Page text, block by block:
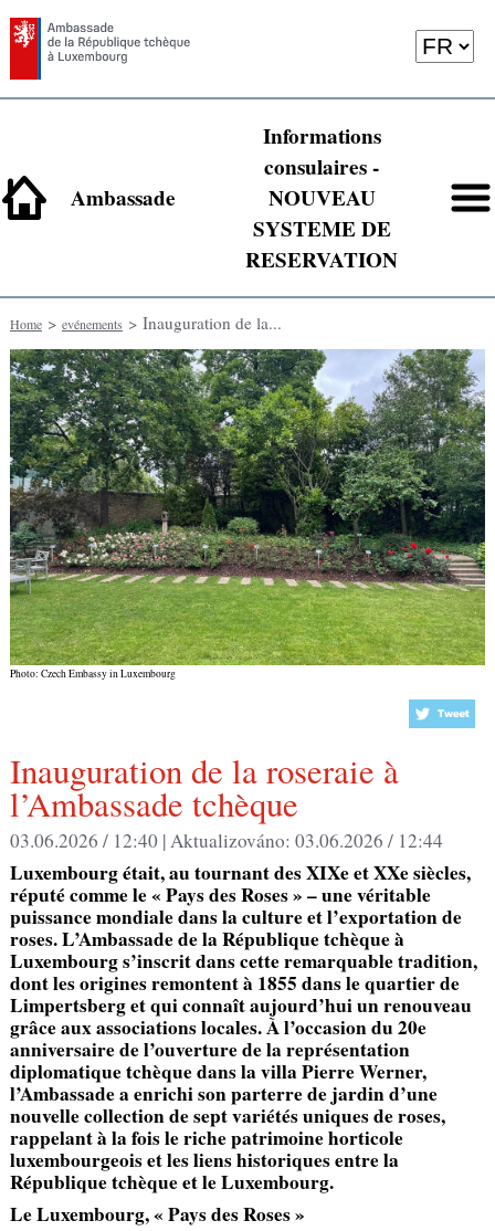
Ambassade
Informations
consulaires -
NOUVEAU
SYSTEME DE
RESERVATION
Home> evénements > Inauguration de la...
Photo: Czech Embassy in Luxembourg
Inauguration de la roseraie à
l’Ambassade tchèque
03.06.2026 / 12:40 |Aktualizováno: 03.06.2026 / 12:44
Luxembourg était, au tournant des XIXe et XXe siècles,
réputé comme le « Pays des Roses » – une véritable
puissance mondiale dans la culture et l’exportation de
roses. L’Ambassade de la République tchèque à
Luxembourg s’inscrit dans cette remarquable tradition,
dont les origines remontent à 1855 dans le quartier de
Limpertsberg et qui connaît aujourd’hui un renouveau
grâce aux associations locales. À l’occasion du 20e
anniversaire de l’ouverture de la représentation
diplomatique tchèque dans la villa Pierre Werner,
l’Ambassade a enrichi son parterre de jardin d’une
nouvelle collection de sept variétés uniques de roses,
rappelant à la fois le riche patrimoine horticole
luxembourgeois et les liens historiques entre la
République tchèque et le Luxembourg.
Le Luxembourg, « Pays des Roses »